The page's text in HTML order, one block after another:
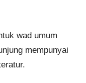
wad umum
mempunyai